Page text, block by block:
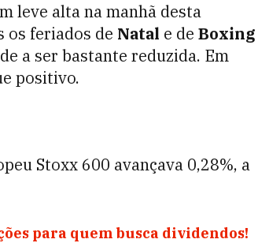
leve alta na manhã desta
os feriados de Natal e de Boxing
a ser bastante reduzida. Em
positivo.
Stoxx 600 avançava 0,28%, a
para quem busca dividendos!